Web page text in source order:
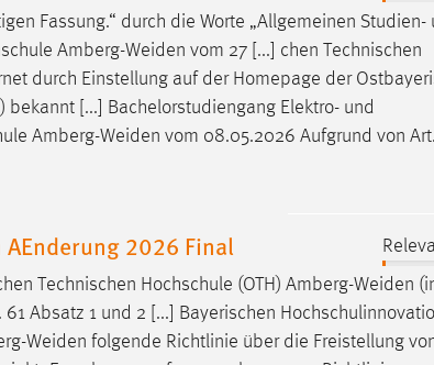
Fassung.“ durch die Worte „Allgemeinen Studien-
Amberg-Weiden vom 27 [...] chen Technischen
durch Einstellung auf der Homepage der
bekannt [...] Bachelorstudiengang Elektro- und
Amberg-Weiden vom 08.05.2026 Aufgrund von
2026 Final
Technischen Hochschule (OTH) Amberg-Weiden
Absatz 1 und 2 [...] Bayerischen
Weiden folgende Richtlinie über die Freistellung